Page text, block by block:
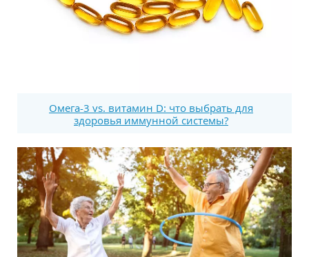
Омега-3 vs. витамин D: что выбрать для
здоровья иммунной системы?